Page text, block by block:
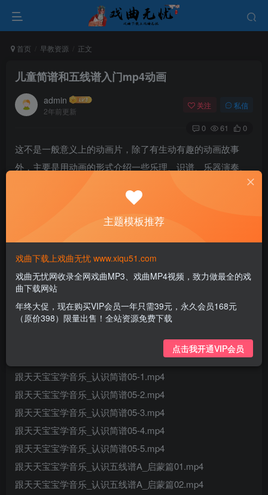
首页 早教资源 正文
儿童简谱和五线谱入门mp4动画
admin
2年前更新
关注 私信
0 61 0
这不是一般意义上的动画片，除了有生动有趣的动画故事
外，主要是用动画的形式介绍一些乐理、识谱、乐器演奏、
训练乐感、理解音乐情绪、分辨音乐角色等知识，用动画这
种孩子们喜欢的、易于接爱的形式来表现看似枯燥的内容，
可以使学习达到事半功倍的效果。同时这也是一套不用家长
跟天天宝宝学音乐_片尾曲.mp4
跟天天宝宝学音乐_认识简谱01.mp4
跟天天宝宝学音乐_认识简谱02.mp4
跟天天宝宝学音乐_认识简谱05-1.mp4
跟天天宝宝学音乐_认识简谱05-2.mp4
跟天天宝宝学音乐_认识简谱05-3.mp4
跟天天宝宝学音乐_认识简谱05-4.mp4
跟天天宝宝学音乐_认识简谱05-5.mp4
跟天天宝宝学音乐_认识五线谱A_启蒙篇01.mp4
跟天天宝宝学音乐_认识五线谱A_启蒙篇02.mp4
主题模板推荐
戏曲下载上戏曲无忧 www.xiqu51.com
戏曲无忧网收录全网戏曲MP3、戏曲MP4视频，致力做最全的戏
曲下载网站
年终大促，现在购买VIP会员一年只需39元，永久会员168元
（原价398）限量出售！全站资源免费下载
点击我开通VIP会员